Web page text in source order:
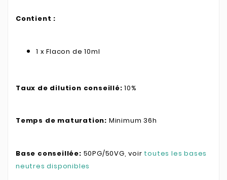
Contient :
1 x Flacon de 10ml
Taux de dilution conseillé: 10%
Temps de maturation: Minimum 36h
Base conseillée: 50PG/50VG, voir toutes les bases
neutres disponibles